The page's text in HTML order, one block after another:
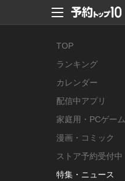
TOP
ランキング
カレンダー
配信中アプリ
家庭用・PCゲーム
漫画・コミック
ストア予約受付中
特集・ニュース